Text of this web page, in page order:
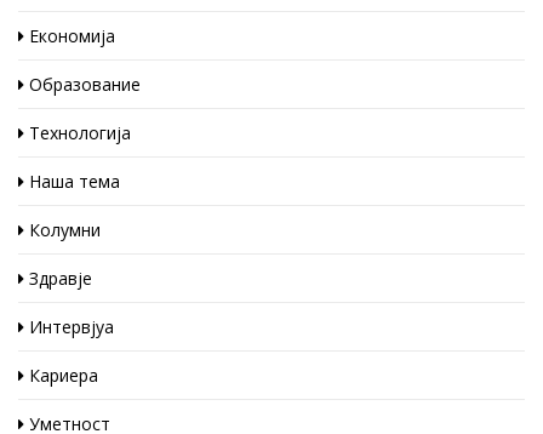
Економија
Образование
Технологија
Наша тема
Колумни
Здравје
Интервјуа
Кариера
Уметност